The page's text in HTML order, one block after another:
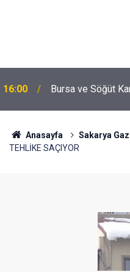
16:00 Bursa ve Söğüt
Anasayfa Sakarya
TEHLİKE SAÇIYOR